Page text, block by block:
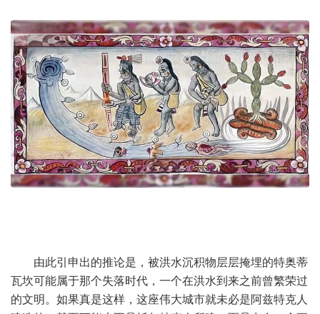
由此引申出的推论是，被洪水沉积物层层掩埋的特奥蒂
瓦坎可能属于那个失落时代，一个在洪水到来之前曾繁荣过
的文明。如果真是这样，这座伟大城市就未必是阿兹特克人